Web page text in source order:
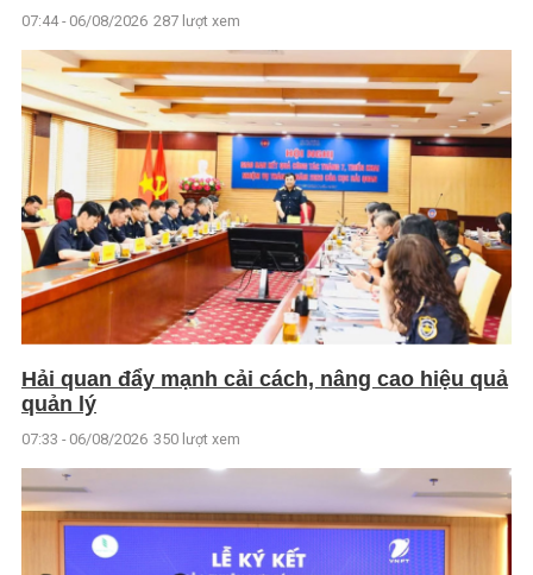
07:44 - 06/08/2026 287 lượt xem
Hải quan đẩy mạnh cải cách, nâng cao hiệu quả
quản lý
07:33 - 06/08/2026 350 lượt xem